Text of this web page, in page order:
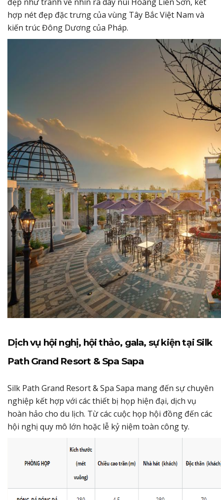
hợp nét đẹp đặc trưng của vùng Tây Bắc Việt Nam và
kiến trúc Đông Dương của Pháp.
Dịch vụ hội nghị, hội thảo, gala, sự kiện tại Silk
Path Grand Resort & Spa Sapa
Silk Path Grand Resort & Spa Sapa mang đến sự chuyên
nghiệp kết hợp với các thiết bị họp hiện đại, dịch vụ
hoàn hảo cho du lịch. Từ các cuộc họp hội đồng đến các
hội nghị quy mô lớn hoặc lễ kỷ niệm toàn công ty.